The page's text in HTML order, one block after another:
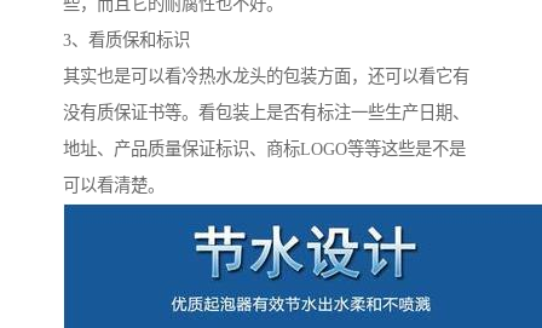
些，而且它的耐腐性也不好。
3、看质保和标识
其实也是可以看冷热水龙头的包装方面，还可以看它有
没有质保证书等。看包装上是否有标注一些生产日期、
地址、产品质量保证标识、商标LOGO等等这些是不是
可以看清楚。